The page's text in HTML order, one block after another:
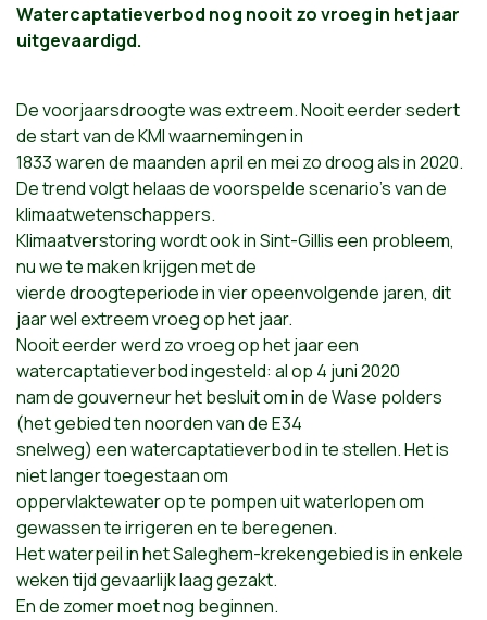
Watercaptatieverbod nog nooit zo vroeg in het jaar
uitgevaardigd.
De voorjaarsdroogte was extreem. Nooit eerder sedert
de start van de KMI waarnemingen in
1833 waren de maanden april en mei zo droog als in 2020.
De trend volgt helaas de voorspelde scenario’s van de
klimaatwetenschappers.
Klimaatverstoring wordt ook in Sint-Gillis een probleem,
nu we te maken krijgen met de
vierde droogteperiode in vier opeenvolgende jaren, dit
jaar wel extreem vroeg op het jaar.
Nooit eerder werd zo vroeg op het jaar een
watercaptatieverbod ingesteld: al op 4 juni 2020
nam de gouverneur het besluit om in de Wase polders
(het gebied ten noorden van de E34
snelweg) een watercaptatieverbod in te stellen. Het is
niet langer toegestaan om
oppervlaktewater op te pompen uit waterlopen om
gewassen te irrigeren en te beregenen.
Het waterpeil in het Saleghem-krekengebied is in enkele
weken tijd gevaarlijk laag gezakt.
En de zomer moet nog beginnen.